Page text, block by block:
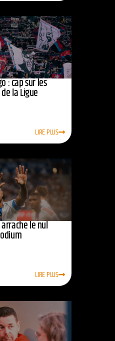
: cap sur les
la Ligue
LIRE PLUS
arrache le nul
LIRE PLUS